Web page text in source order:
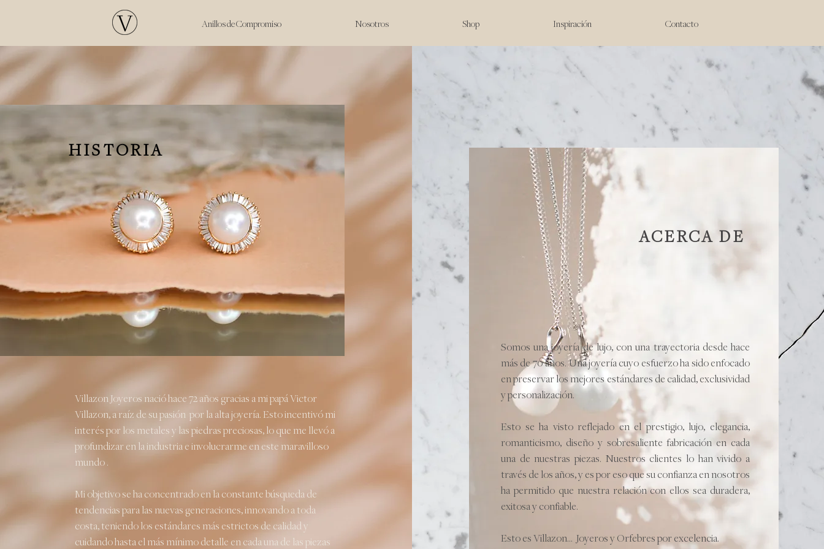
. Anillos de Compromiso Nosotros Shop Inspiración Contacto
Villazon Joyeros nació hace 72 años gracias a mi papá Victor
Villazon, a raíz de su pasión por la alta joyería. Esto incentivó mi
interés por los metales y las piedras preciosas, lo que me llevó a
profundizar en la industria e involucrarme en este maravilloso
mundo .
Mi objetivo se ha concentrado en la constante búsqueda de
tendencias para las nuevas generaciones, innovando a toda
costa, teniendo los estándares más estrictos de calidad y
cuidando hasta el más mínimo detalle en cada una de las piezas
Somos una joyería de lujo, con una trayectoria desde hace
más de 70 años. Una joyería cuyo esfuerzo ha sido enfocado
en preservar los mejores estándares de calidad, exclusividad
y personalización.
Esto se ha visto reflejado en el prestigio, lujo, elegancia,
romanticismo, diseño y sobresaliente fabricación en cada
una de nuestras piezas. Nuestros clientes lo han vivido a
través de los años, y es por eso que su confianza en nosotros
ha permitido que nuestra relación con ellos sea duradera,
exitosa y confiable.
Esto es Villazon... Joyeros y Orfebres por excelencia.
ACERCA DE
HISTORIA